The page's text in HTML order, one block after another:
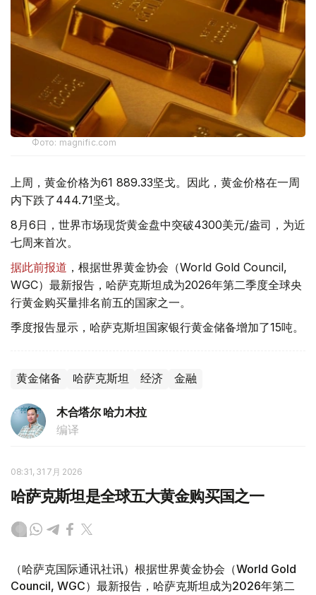
Фото: magnific.com
上周，黄金价格为61 889.33坚戈。因此，黄金价格在一周
内下跌了444.71坚戈。
8月6日，世界市场现货黄金盘中突破4300美元/盎司，为近
七周来首次。
据此前报道 ，根据世界黄金协会（World Gold Council,
WGC）最新报告，哈萨克斯坦成为2026年第二季度全球央
行黄金购买量排名前五的国家之一。
季度报告显示，哈萨克斯坦国家银行黄金储备增加了15吨。
黄金储备 哈萨克斯坦 经济 金融
木合塔尔 哈力木拉
编译
08:31, 31 7月 2026
哈萨克斯坦是全球五大黄金购买国之一
（哈萨克国际通讯社讯）根据世界黄金协会（World Gold
Council, WGC）最新报告，哈萨克斯坦成为2026年第二